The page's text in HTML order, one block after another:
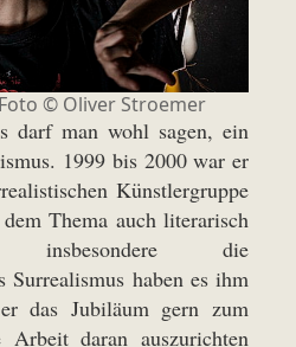
© Oliver Stroemer
darf man wohl sagen, ein
1999 bis 2000 war er
Künstlergruppe
Thema auch literarisch
insbesondere die
Surrealismus haben es ihm
das Jubiläum gern zum
Arbeit daran auszurichten